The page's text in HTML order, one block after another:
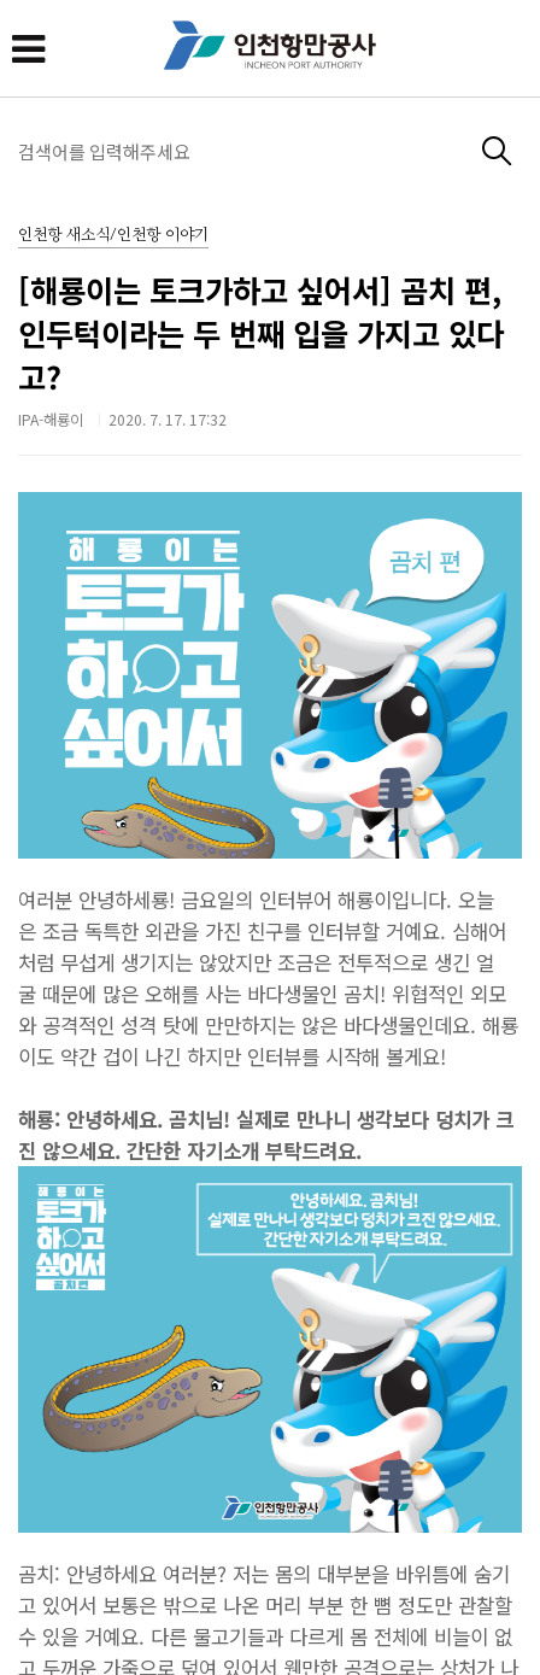
인천항 새소식/인천항 이야기
[해룡이는 토크가하고 싶어서] 곰치 편,
인두턱이라는 두 번째 입을 가지고 있다
고?
IPA-해룡이 2020. 7. 17. 17:32
여러분 안녕하세룡! 금요일의 인터뷰어 해룡이입니다. 오늘
은 조금 독특한 외관을 가진 친구를 인터뷰할 거예요. 심해어
처럼 무섭게 생기지는 않았지만 조금은 전투적으로 생긴 얼
굴 때문에 많은 오해를 사는 바다생물인 곰치! 위협적인 외모
와 공격적인 성격 탓에 만만하지는 않은 바다생물인데요. 해룡
이도 약간 겁이 나긴 하지만 인터뷰를 시작해 볼게요!
해룡: 안녕하세요. 곰치님! 실제로 만나니 생각보다 덩치가 크
진 않으세요. 간단한 자기소개 부탁드려요.
곰치: 안녕하세요 여러분? 저는 몸의 대부분을 바위틈에 숨기
고 있어서 보통은 밖으로 나온 머리 부분 한 뼘 정도만 관찰할
수 있을 거예요. 다른 물고기들과 다르게 몸 전체에 비늘이 없
고 두꺼운 가죽으로 덮여 있어서 웬만한 공격으로는 상처가 나